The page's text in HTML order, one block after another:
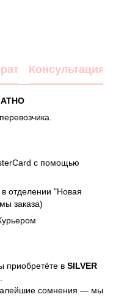
Консультация
с помощью
в отделении "Новая
заказа)
приобретёте в SILVER
сомнения — мы